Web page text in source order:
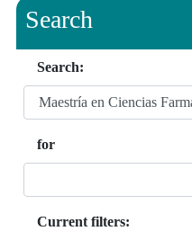
Search
Search:
for
Current filters: